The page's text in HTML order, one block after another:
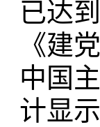
已达
《建
中国
计显